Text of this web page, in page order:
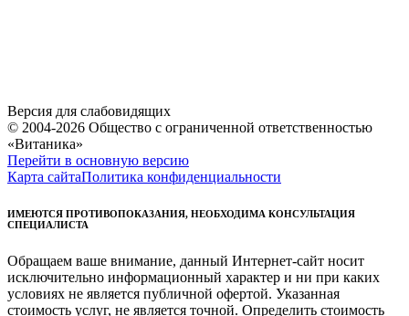
Версия для слабовидящих
© 2004-2026 Общество с ограниченной ответственностью
«Витаника»
Перейти в основную версию
Карта сайтаПолитика конфиденциальности
ИМЕЮТСЯ ПРОТИВОПОКАЗАНИЯ, НЕОБХОДИМА КОНСУЛЬТАЦИЯ
СПЕЦИАЛИСТА
Обращаем ваше внимание, данный Интернет-сайт носит
исключительно информационный характер и ни при каких
условиях не является публичной офертой. Указанная
стоимость услуг, не является точной. Определить стоимость